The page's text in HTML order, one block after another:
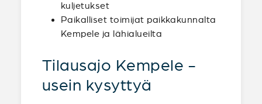
kuljetukset
Paikalliset toimijat paikkakunnalta
Kempele ja lähialueilta
Tilausajo Kempele -
usein kysyttyä